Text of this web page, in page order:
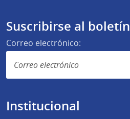
Suscribirse al boletín
Correo electrónico:
Institucional